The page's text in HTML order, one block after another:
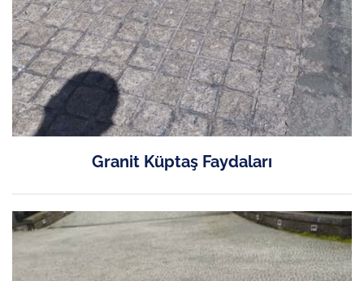
Granit Küptaş Faydaları